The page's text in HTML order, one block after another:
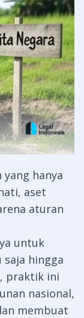
hanya
aset
aturan
untuk
hingga
praktik ini
nasional,
membuat